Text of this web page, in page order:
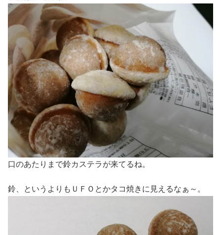
口のあたりまで鈴カステラが来てるね。
鈴、というよりもＵＦＯとかタコ焼きに見えるなぁ～。